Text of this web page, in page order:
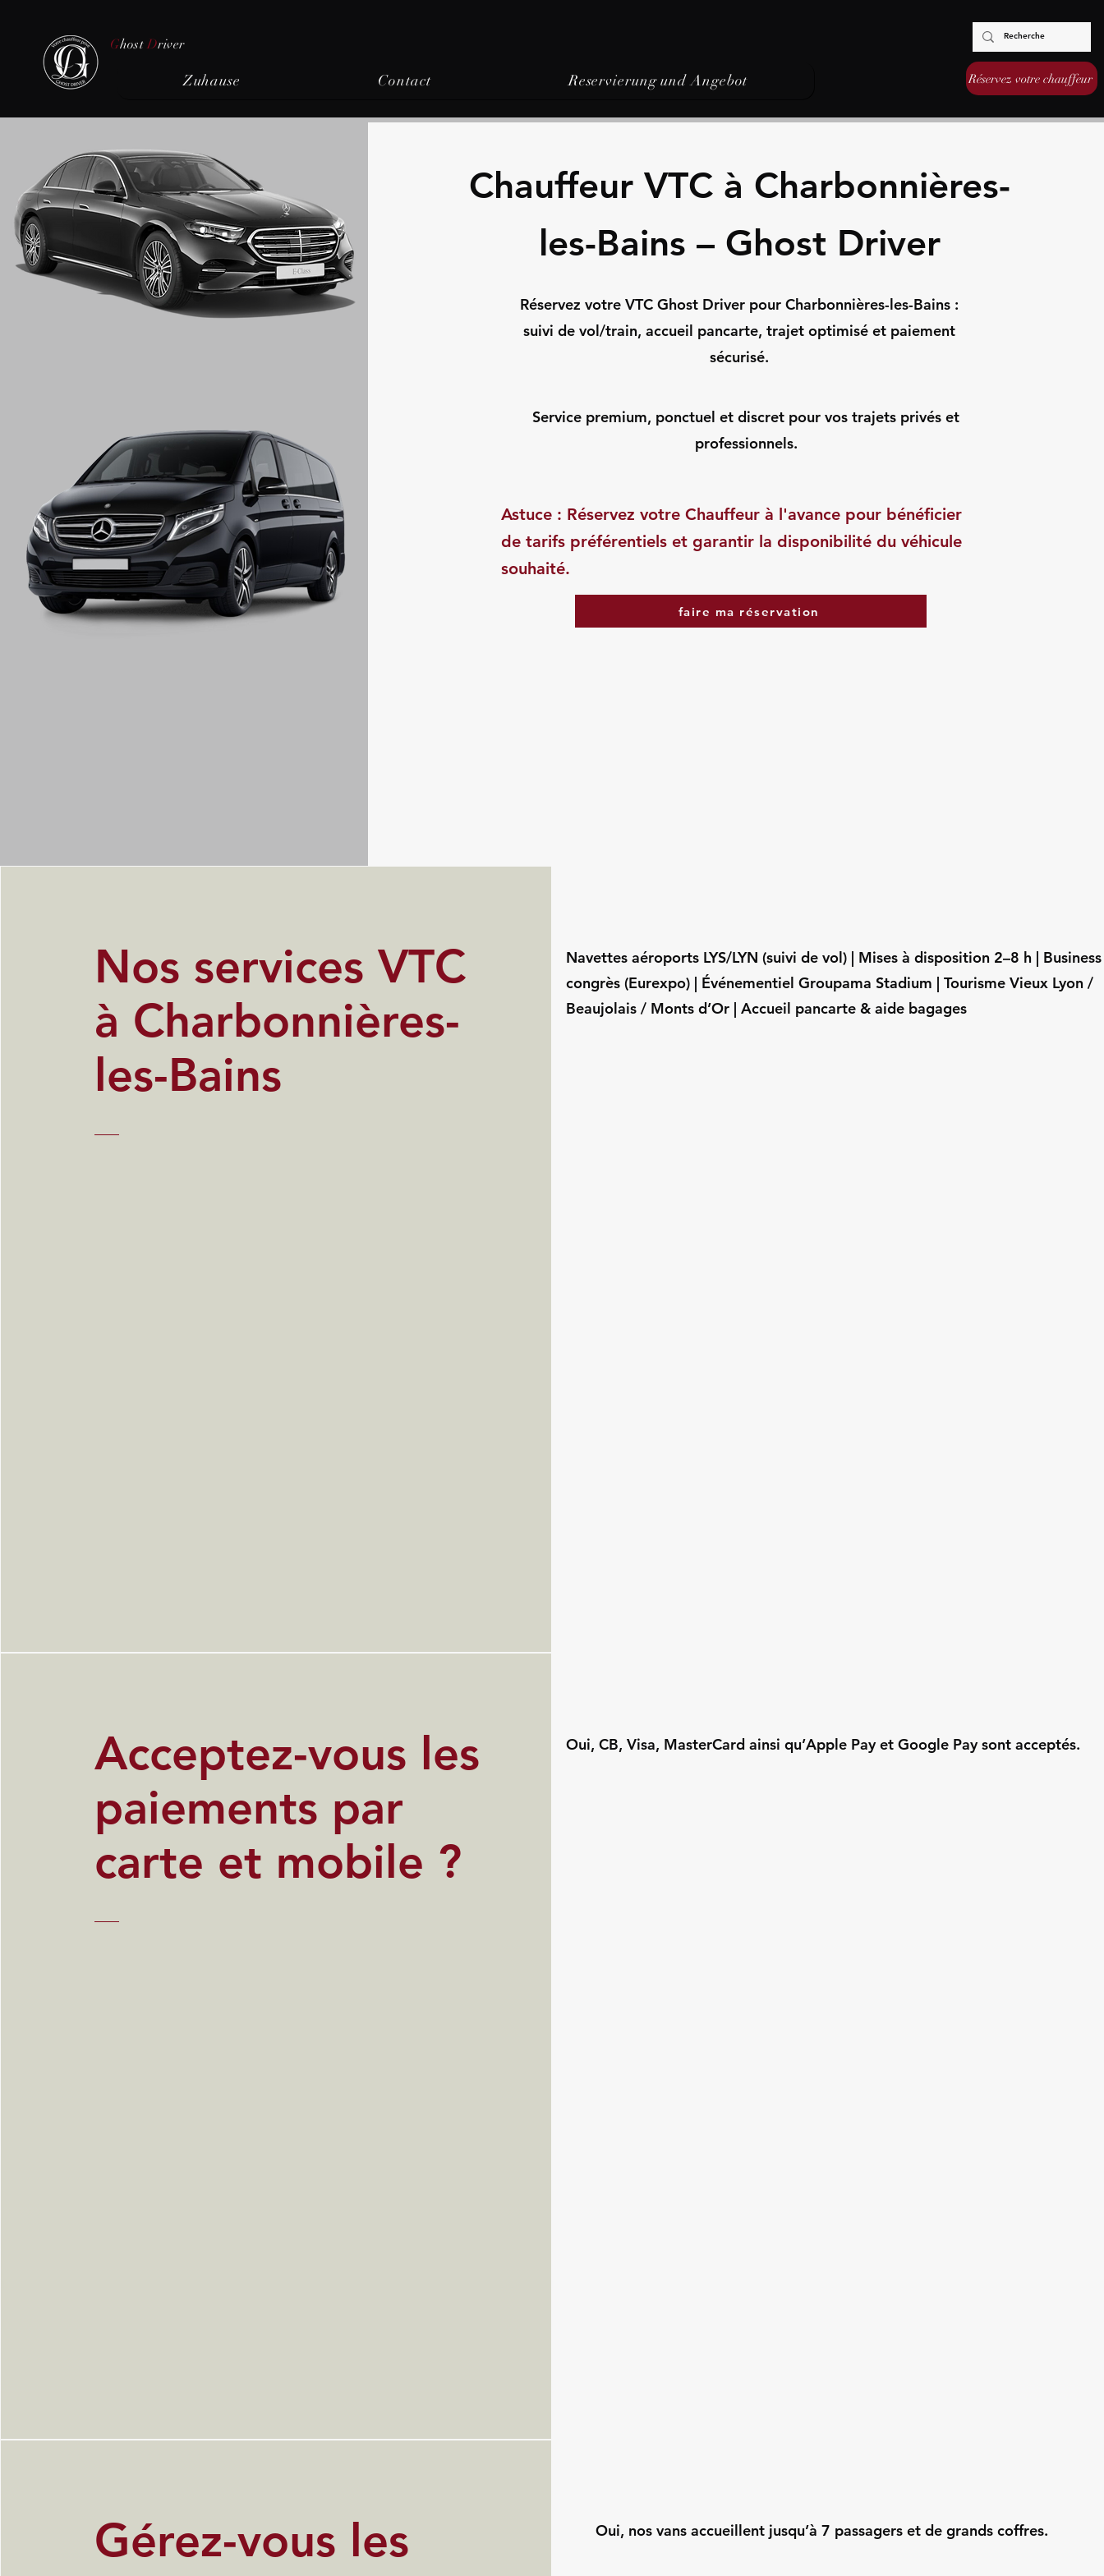
Ghost Driver
Zuhause Contact Reservierung und Angebot Réservez votre chauffeur
Chauffeur VTC à Charbonnières-
les-Bains – Ghost Driver
Réservez votre VTC Ghost Driver pour Charbonnières-les-Bains :
suivi de vol/train, accueil pancarte, trajet optimisé et paiement
sécurisé.
Service premium, ponctuel et discret pour vos trajets privés et
professionnels.
Astuce : Réservez votre Chauffeur à l'avance pour bénéficier
de tarifs préférentiels et garantir la disponibilité du véhicule
souhaité.
faire ma réservation
Nos services VTC
à Charbonnières-
les-Bains
Navettes aéroports LYS/LYN (suivi de vol) | Mises à disposition 2–8 h |
congrès (Eurexpo) | Événementiel Groupama Stadium | Tourisme Vieux Lyon /
Beaujolais / Monts d’Or | Accueil pancarte & aide bagages
Acceptez-vous les
paiements par
carte et mobile ?
Oui, CB, Visa, MasterCard ainsi qu’Apple Pay et Google Pay sont acceptés.
Gérez-vous les
Oui, nos vans accueillent jusqu’à 7 passagers et de grands coffres.